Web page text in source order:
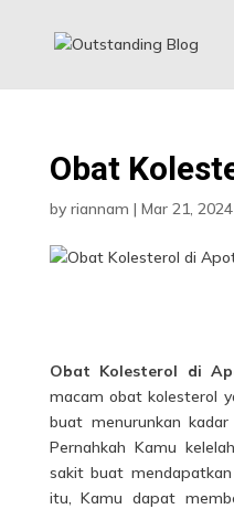
Obat
by riannam | Mar 21, 2024
Obat Kolesterol di
macam obat kolesterol
buat menurunkan
Pernahkah Kamu
sakit buat
itu, Kamu dapat